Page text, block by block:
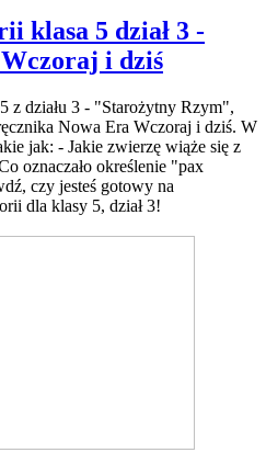
klasa 5 dział 3 -
i dziś
z działu 3 - "Starożytny Rzym",
Nowa Era Wczoraj i dziś. W
jak: - Jakie zwierzę wiąże się z
oznaczało określenie "pax
czy jesteś gotowy na
dla klasy 5, dział 3!